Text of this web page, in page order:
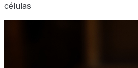
células